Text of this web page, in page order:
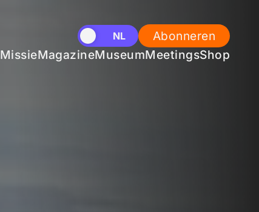
EN NL
Abonneren
MissieMagazineMuseumMeetingsShop